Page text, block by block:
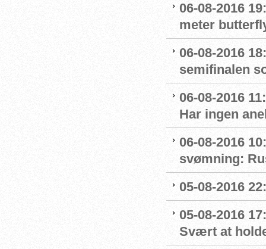
06-08-2016
meter
06-08-2016
semifinalen
06-08-2016
Har ingen
06-08-2016
svømning:
05-08-2016
05-08-2016
Svært at